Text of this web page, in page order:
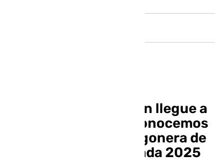
“Quiero que mi pregón llegue a
todos los jóvenes”. Conocemos
a Candela Barea, Pregonera de
la Juventud de Granada 2025